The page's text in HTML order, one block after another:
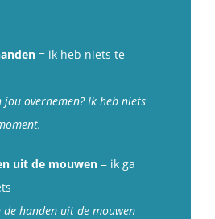
= ik heb niets te
jou overnemen? Ik heb niets
uit de mouwen = ik ga
de handen uit de mouwen